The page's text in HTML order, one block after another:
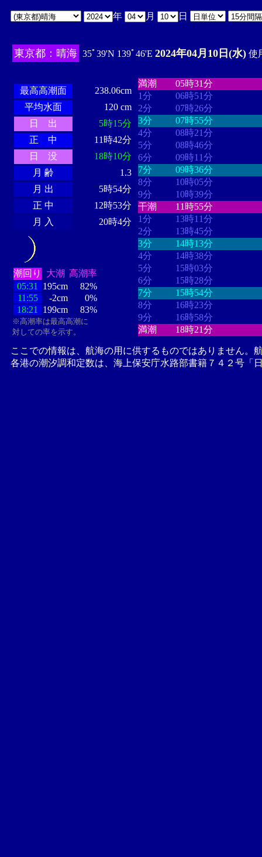
年 月 日
東京都：晴海 35ﾟ39'N 139ﾟ46'E 2024年04月10日(水) 使
最高高潮面
238.06cm
平均水面
120 cm
日 出
5時15分
正 中
11時42分
日 没
18時10分
月 齢
1.3
月 出
5時54分
正 中
12時53分
月 入
20時4分
潮回り 大潮 高潮率
05:31
195cm
82%
11:55
-2cm
0%
18:21
199cm 83%
※高潮率は最高高潮に
対しての率を示す。
満潮
05時31分
1分
06時51分
2分
07時26分
3分
07時55分
4分
08時21分
5分
08時46分
6分
09時11分
7分
09時36分
8分
10時05分
9分
10時39分
干潮
11時55分
1分
13時11分
2分
13時45分
3分
14時13分
4分
14時38分
5分
15時03分
6分
15時28分
7分
15時54分
8分
16時23分
9分
16時58分
満潮
18時21分
ここでの情報は、航海の用に供するものではありません。
各港の潮汐調和定数は、海上保安庁水路部書籍７４２号「